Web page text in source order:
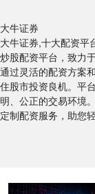
大牛证券
大牛证券,十大配资平
炒股配资平台，致力
通过灵活的配资方案
住股市投资良机。平
明、公正的交易环境
定制配资服务，助您